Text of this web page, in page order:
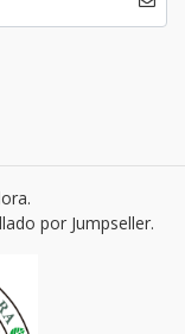
por Jumpseller.